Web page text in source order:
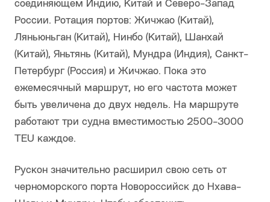
соединяющем Индию, Китай и Северо-Запад
России. Ротация портов: Жичжао (Китай),
Ляньюньган (Китай), Нинбо (Китай), Шанхай
(Китай), Яньтянь (Китай), Мундра (Индия), Санкт-
Петербург (Россия) и Жичжао. Пока это
ежемесячный маршрут, но его частота может
быть увеличена до двух недель. На маршруте
работают три судна вместимостью 2500-3000
TEU каждое.
Рускон значительно расширил свою сеть от
черноморского порта Новороссийск до Нхава-